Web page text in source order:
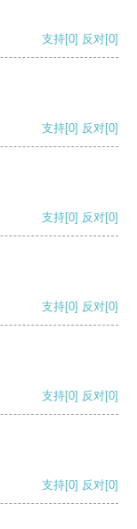
支持[0] 反对[0]
支持[0] 反对[0]
支持[0] 反对[0]
支持[0] 反对[0]
支持[0] 反对[0]
支持[0] 反对[0]